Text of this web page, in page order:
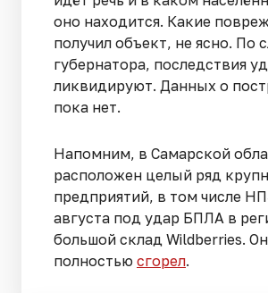
оно находится. Какие
получил объект, не ясно. По
губернатора, последствия
ликвидируют. Данных о
пока нет.
Напомним, в Самарской
расположен целый ряд
предприятий, в том числе
августа под удар БПЛА в
большой склад Wildberries. Он
полностью сгорел.